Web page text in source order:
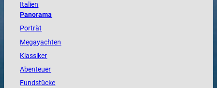
Italien
Panorama
Porträt
Megayachten
Klassiker
Abenteuer
Fundstücke